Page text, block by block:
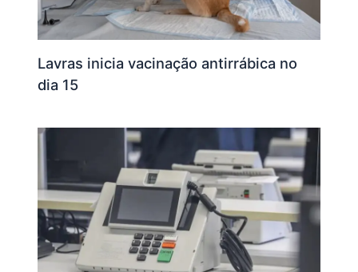
Lavras inicia vacinação antirrábica no
dia 15